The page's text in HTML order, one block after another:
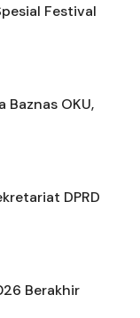
Festival
Baznas OKU,
DPRD
Berakhir